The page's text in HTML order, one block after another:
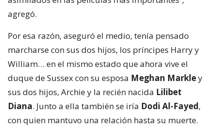
agregó.
Por esa razón, aseguró el medio, tenía pensado
marcharse con sus dos hijos, los príncipes Harry y
William… en el mismo estado que ahora vive el
duque de Sussex con su esposa Meghan Markley
sus dos hijos, Archie y la recién nacida Lilibet
Diana. Junto a ella también se iría Dodi Al-Fayed,
con quien mantuvo una relación hasta su muerte.